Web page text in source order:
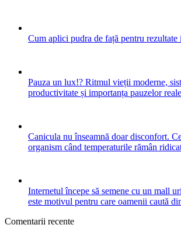
Cum aplici pudra de față pentru rezultate
Pauza un lux!? Ritmul vieții moderne,
productivitate și importanța pauzelor
Canicula nu înseamnă doar disconfort.
organism când temperaturile rămân
Internetul începe să semene cu un mall
este motivul pentru care oamenii caută
Comentarii recente